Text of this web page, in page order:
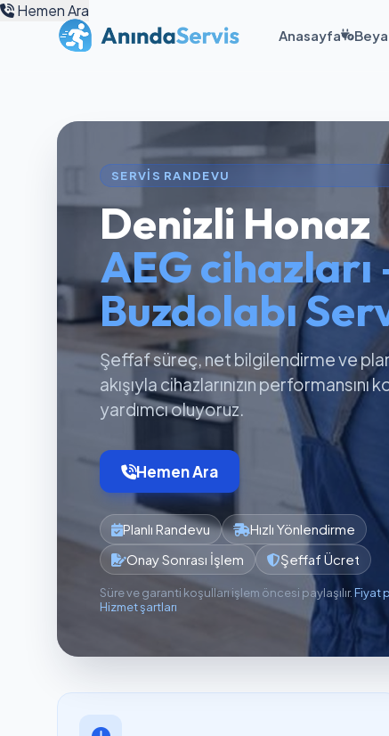
Anasayfa
Hemen Ara
SERVIS RANDEVU
Denizli Honaz
AEG
Buzdolabı
Şeffaf süreç, net bilgilendirme ve
akışıyla cihazlarınızın performansını
yardımcı oluyoruz.
Hemen Ara
Planlı Randevu
Hızlı Yönlendirme
Onay Sonrası İşlem
Şeffaf Ücret
Süre ve garanti koşulları işlem öncesi paylaşılır.Fiyat
Hizmet şartları